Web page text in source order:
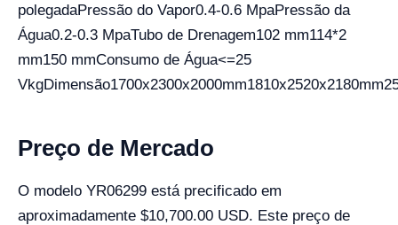
polegadaPressão do Vapor0.4-0.6 MpaPressão da
Água0.2-0.3 MpaTubo de Drenagem102 mm114*2
mm150 mmConsumo de Água<=25
Preço de Mercado
O modelo YR06299 está precificado em
aproximadamente $10,700.00 USD. Este preço de